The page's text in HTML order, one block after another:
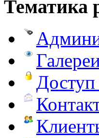
Тематика
Доступ